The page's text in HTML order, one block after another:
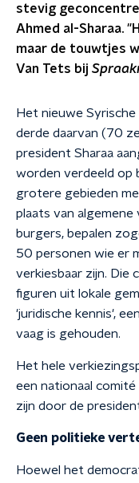
stevig
Ahmed al-Sharaa.
maar de touwtjes
Van Tets bij
Het nieuwe
derde daarvan (70
president Sharaa
worden verdeeld op
grotere gebieden
plaats van
burgers, bepalen
50 personen wie er
verkiesbaar zijn. Die
figuren uit lokale
'juridische kennis',
vaag is gehouden.
Het hele
een nationaal
zijn door de
Geen politieke
Hoewel het